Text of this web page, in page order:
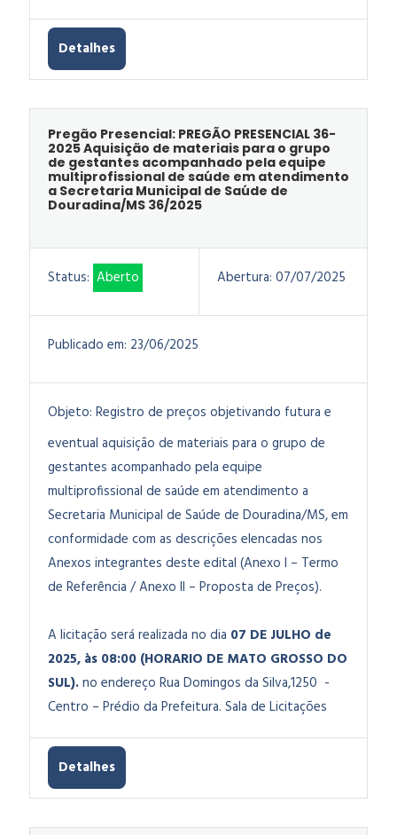
Detalhes
Pregão Presencial: PREGÃO PRESENCIAL 36-
2025 Aquisição de materiais para o grupo
de gestantes acompanhado pela equipe
multiprofissional de saúde em atendimento
a Secretaria Municipal de Saúde de
Douradina/MS 36/2025
Status: Aberto Abertura: 07/07/2025
Publicado em: 23/06/2025
Objeto: Registro de preços objetivando futura e
eventual aquisição de materiais para o grupo de
gestantes acompanhado pela equipe
multiprofissional de saúde em atendimento a
Secretaria Municipal de Saúde de Douradina/MS, em
conformidade com as descrições elencadas nos
Anexos integrantes deste edital (Anexo I – Termo
de Referência / Anexo II – Proposta de Preços).
A licitação será realizada no dia 07 DE JULHO de
2025, às 08:00 (HORARIO DE MATO GROSSO DO
SUL).no endereço Rua Domingos da Silva,1250 -
Centro – Prédio da Prefeitura. Sala de Licitações
Detalhes